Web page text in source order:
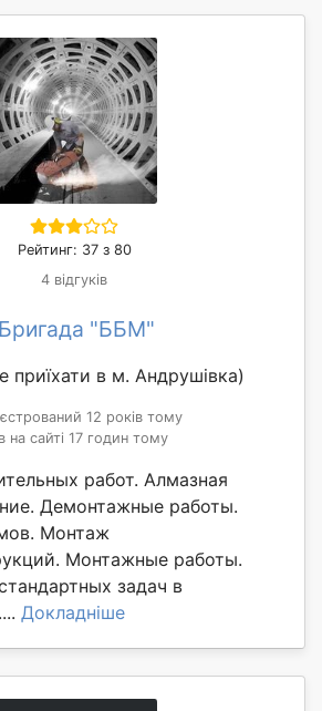
Рейтинг: 37 з 80
4 відгуків
Бригада "ББМ"
приїхати в м. Андрушівка)
12 років тому
на сайті 17 годин тому
работ. Алмазная
Демонтажные работы.
Монтаж
Монтажные работы.
задач в
Докладніше